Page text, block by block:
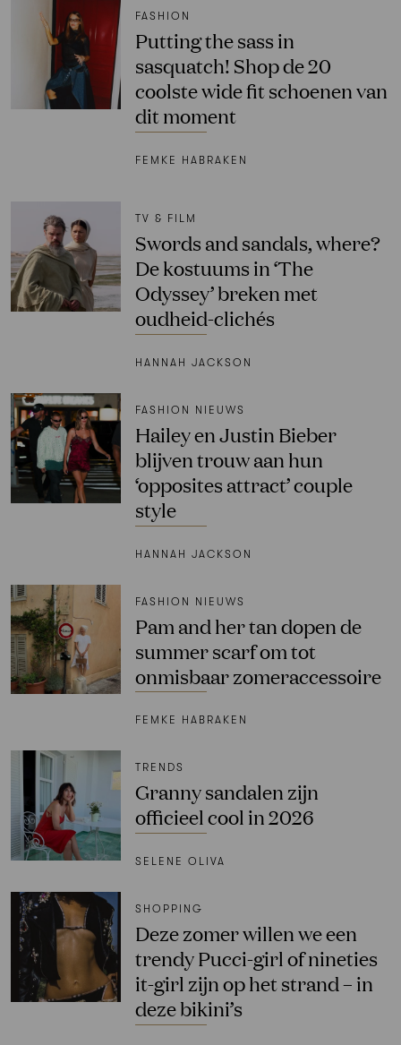
FASHION
Putting the sass in
sasquatch! Shop de 20
coolste wide fit schoenen van
dit moment
FEMKE HABRAKEN
TV & FILM
Swords and sandals, where?
De kostuums in ‘The
Odyssey’ breken met
oudheid-clichés
HANNAH JACKSON
FASHION NIEUWS
Hailey en Justin Bieber
blijven trouw aan hun
‘opposites attract’ couple
style
HANNAH JACKSON
FASHION NIEUWS
Pam and her tan dopen de
summer scarf om tot
onmisbaar zomeraccessoire
FEMKE HABRAKEN
TRENDS
Granny sandalen zijn
officieel cool in 2026
SELENE OLIVA
SHOPPING
Deze zomer willen we een
trendy Pucci-girl of nineties
it-girl zijn op het strand – in
deze bikini’s